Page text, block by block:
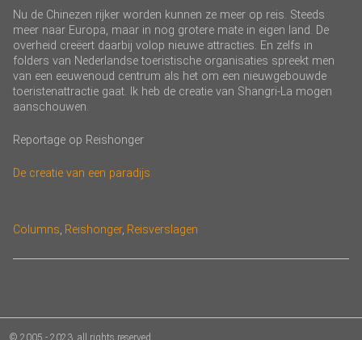
Nu de Chinezen rijker worden kunnen ze meer op reis. Steeds
meer naar Europa, maar in nog grotere mate in eigen land. De
overheid creëert daarbij volop nieuwe attracties. En zelfs in
folders van Nederlandse toeristische organisaties spreekt men
van een eeuwenoud centrum als het om een nieuwgebouwde
toeristenattractie gaat. Ik heb de creatie van Shangri-La mogen
aanschouwen.
Reportage op Reishonger
De creatie van een paradijs
Categories
Columns Reishonger, Reisverslagen
© 2005 - 2023, all rights reserved.